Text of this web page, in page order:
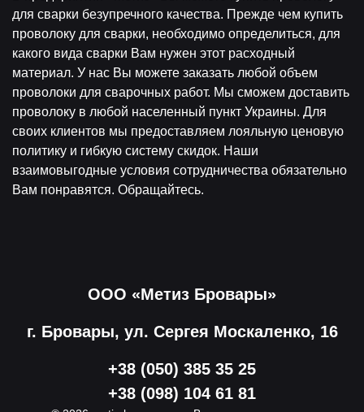
для сварки безупречного качества. Прежде чем купить
проволоку для сварки, необходимо определиться, для
какого вида сварки Вам нужен этот расходный
материал. У нас Вы можете заказать любой объем
проволоки для сварочных работ. Мы сможем доставить
проволоку в любой населенный пункт Украины. Для
своих клиентов мы предоставляем лояльную ценовую
политику и гибкую систему скидок. Наши
взаимовыгодные условия сотрудничества обязательно
Вам понравятся. Обращайтесь.
ООО «Метиз Бровары»
г. Бровары, ул. Сергея Москаленко, 16
+38 (050) 385 35 25
+38 (098) 104 61 81